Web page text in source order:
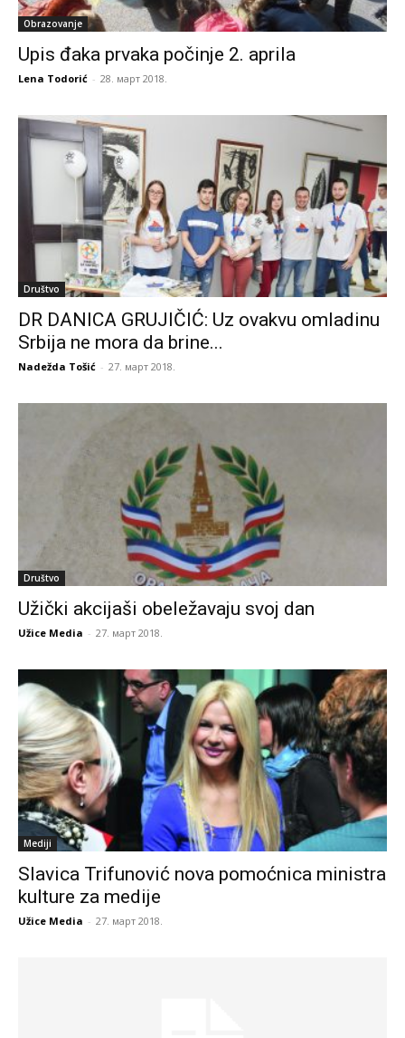
Obrazovanje
Upis đaka prvaka počinje 2. aprila
Lena Todorić - 28. март 2018.
Društvo
DR DANICA GRUJIČIĆ: Uz ovakvu omladinu
Srbija ne mora da brine...
Nadežda Tošić - 27. март 2018.
Društvo
Užički akcijaši obeležavaju svoj dan
Užice Media - 27. март 2018.
Mediji
Slavica Trifunović nova pomoćnica ministra
kulture za medije
Užice Media - 27. март 2018.